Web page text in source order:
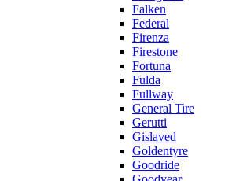
Falken
Federal
Firenza
Firestone
Fortuna
Fulda
Fullway
General Tire
Gerutti
Gislaved
Goldentyre
Goodride